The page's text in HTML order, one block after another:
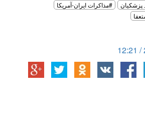
#مذاکرات ایران-آمریکا